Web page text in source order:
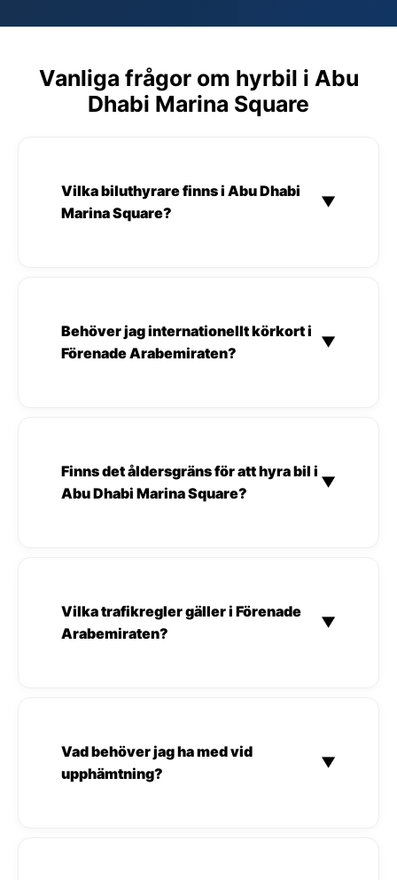
Vanliga frågor om hyrbil i Abu
Dhabi Marina Square
Vilka biluthyrare finns i Abu Dhabi
Marina Square?
▼
Behöver jag internationellt körkort i
Förenade Arabemiraten?
▼
Finns det åldersgräns för att hyra bil i
Abu Dhabi Marina Square?
▼
Vilka trafikregler gäller i Förenade
Arabemiraten?
▼
Vad behöver jag ha med vid
upphämtning?
▼